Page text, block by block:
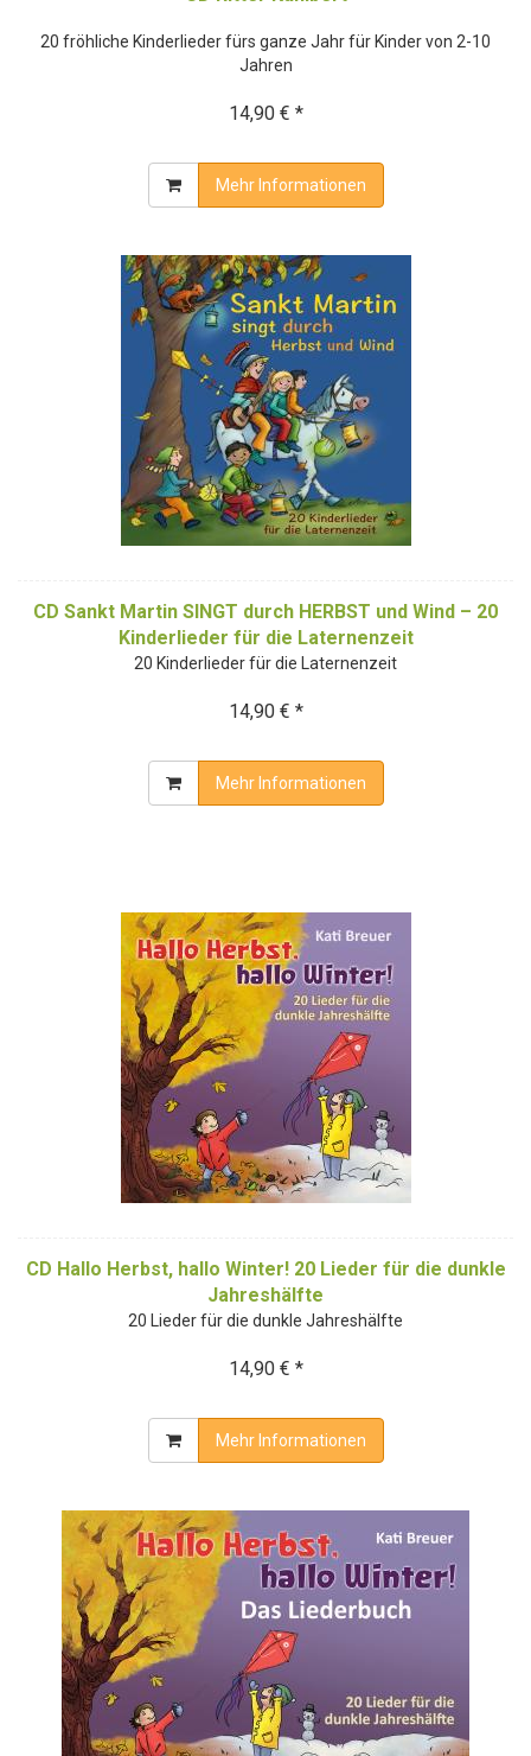
20 fröhliche Kinderlieder fürs ganze Jahr für Kinder von 2-10
Jahren
14,90 € *
Mehr Informationen
CD Sankt Martin SINGT durch HERBST und Wind – 20
Kinderlieder für die Laternenzeit
20 Kinderlieder für die Laternenzeit
14,90 € *
Mehr Informationen
CD Hallo Herbst, hallo Winter! 20 Lieder für die dunkle
Jahreshälfte
20 Lieder für die dunkle Jahreshälfte
14,90 € *
Mehr Informationen